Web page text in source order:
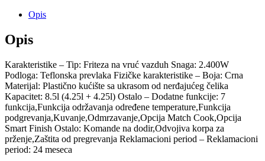
Opis
Opis
Karakteristike – Tip: Friteza na vruć vazduh Snaga: 2.400W
Podloga: Teflonska prevlaka Fizičke karakteristike – Boja: Crna
Materijal: Plastično kućište sa ukrasom od nerđajućeg čelika
Kapacitet: 8.5l (4.25l + 4.25l) Ostalo – Dodatne funkcije: 7
funkcija,Funkcija održavanja određene temperature,Funkcija
podgrevanja,Kuvanje,Odmrzavanje,Opcija Match Cook,Opcija
Smart Finish Ostalo: Komande na dodir,Odvojiva korpa za
prženje,Zaštita od pregrevanja Reklamacioni period – Reklamacioni
period: 24 meseca